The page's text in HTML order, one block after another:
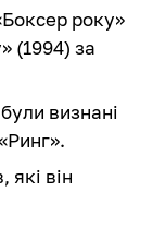
року»
(1994) за
визнані
він